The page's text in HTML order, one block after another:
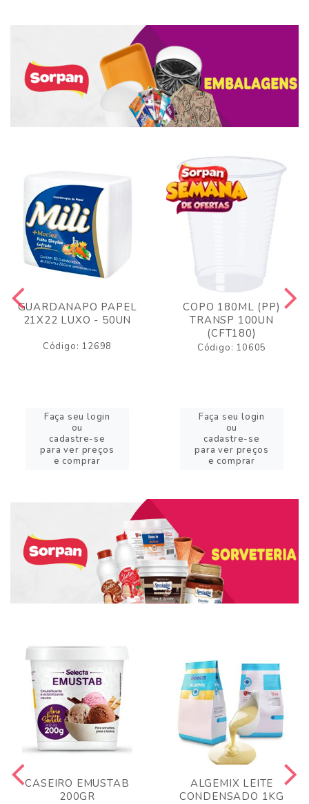
GUARDANAPO PAPEL
21X22 LUXO - 50UN
Código: 12698
Faça seu login
ou
cadastre-se
para ver preços
e comprar
COPO 180ML (PP)
TRANSP 100UN
(CFT180)
Código: 10605
Faça seu login
ou
cadastre-se
para ver preços
e comprar
CASEIRO EMUSTAB
200GR
ALGEMIX LEITE
CONDENSADO 1KG